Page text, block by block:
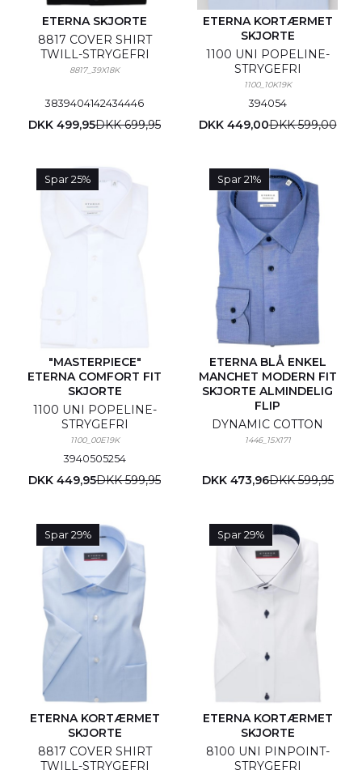
ETERNA SKJORTE
8817 COVER SHIRT
TWILL-STRYGEFRI
8817_39X18K
3839404142434446
DKK 499,95DKK 699,95
ETERNA KORTÆRMET
SKJORTE
1100 UNI POPELINE-
STRYGEFRI
1100_10K19K
394054
DKK 449,00DKK 599,00
Spar 25%
"MASTERPIECE"
ETERNA COMFORT FIT
SKJORTE
1100 UNI POPELINE-
STRYGEFRI
1100_00E19K
3940505254
DKK 449,95DKK 599,95
Spar 21%
ETERNA BLÅ ENKEL
MANCHET MODERN FIT
SKJORTE ALMINDELIG
FLIP
DYNAMIC COTTON
1446_15X171
DKK 473,96DKK 599,95
Spar 29%
ETERNA KORTÆRMET
SKJORTE
8817 COVER SHIRT
TWILL-STRYGEFRI
Spar 29%
ETERNA KORTÆRMET
SKJORTE
8100 UNI PINPOINT-
STRYGEFRI